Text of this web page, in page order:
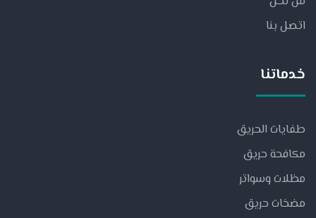
اتصل بنا
خدماتنا
طفايات الحريق
مكافحة حريق
مظلات وسواتر
مضخات حريق